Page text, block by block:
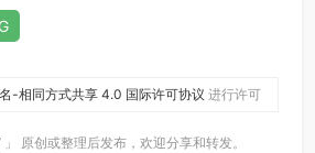
-相同方式共享 4.0 国际许可协议 进行许可
」 原创或整理后发布，欢迎分享和转发。